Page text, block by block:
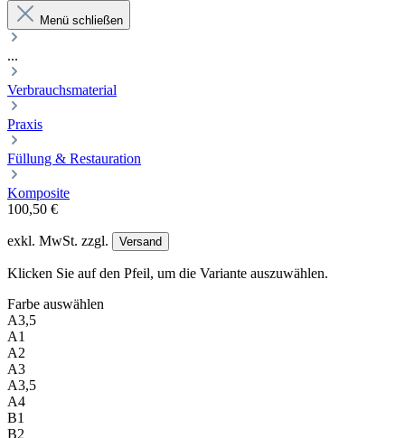
Menü schließen
...
Verbrauchsmaterial
Praxis
Füllung & Restauration
Komposite
100,50 €
exkl. MwSt. zzgl. Versand
Klicken Sie auf den Pfeil, um die Variante auszuwählen.
Farbe auswählen
A3,5
A1
A2
A3
A3,5
A4
B1
B2